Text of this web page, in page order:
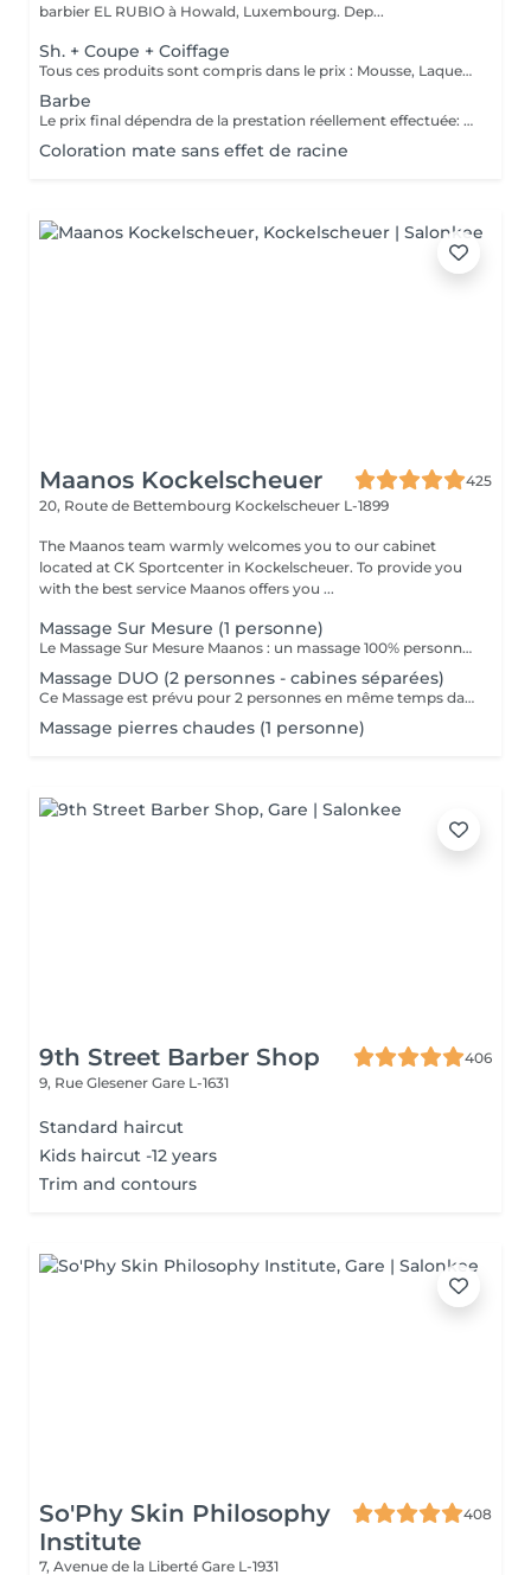
barbier EL RUBIO à Howald, Luxembourg. Dep...
Sh. + Coupe + Coiffage
Tous ces produits sont compris dans le prix : Mousse, Laque, Gel, Soin démêlant, Shampoing spécifique. Tous les produits que nous utilisons sont des produits de qualité professionnelle.
Barbe
Le prix final dépendra de la prestation réellement effectuée: Taille barbe : 26 EUR Taille barbe avec rasage contours : 32.5 EUR Rasage complet avec soins : 32.5 EUR
Coloration mate sans effet de racine
Maanos Kockelscheuer
425
20, Route de Bettembourg Kockelscheuer L-1899
The Maanos team warmly welcomes you to our cabinet
located at CK Sportcenter in Kockelscheuer. To provide you
with the best service Maanos offers you ...
Massage Sur Mesure (1 personne)
Le Massage Sur Mesure Maanos : un massage 100% personnalisé en fonction de vos besoins et de vos envies !
Massage DUO (2 personnes - cabines séparées)
Ce Massage est prévu pour 2 personnes en même temps dans 2 CABINES SÉPARÉES. Les 2 massages seront Sur Mesure, en fonction des envies et des besoins de chacun. -> Pour une cabine Duo voir Limpertsberg, Soleuvre ou Marnach.
Massage pierres chaudes (1 personne)
9th Street Barber Shop
406
9, Rue Glesener Gare L-1631
Standard haircut
Kids haircut -12 years
Trim and contours
So'Phy Skin Philosophy
Institute
408
7, Avenue de la Liberté Gare L-1931